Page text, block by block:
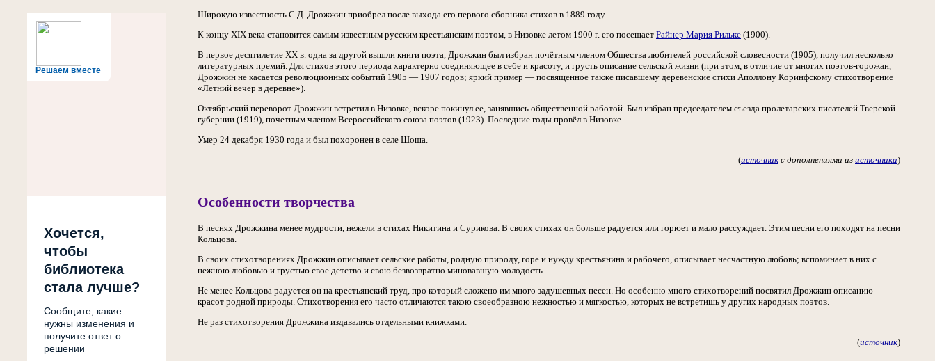
Решаем вместе
Хочется,
чтобы
библиотека
стала лучше?
Сообщите, какие
нужны изменения и
получите ответ о
решении
Широкую известность С.Д. Дрожжин приобрел после выхода его первого сборника стихов в 1889 году.
К концу XIX века становится самым известным русским крестьянским поэтом, в Низовке летом 1900 г. его посещает Райнер Мария Рильке (1900).
В первое десятилетие XX в. одна за другой вышли книги поэта, Дрожжин был избран почётным членом Общества любителей российской словесности (1905), получил несколько
литературных премий. Для стихов этого периода характерно соединяющее в себе и красоту, и грусть описание сельской жизни (при этом, в отличие от многих поэтов-горожан,
Дрожжин не касается революционных событий 1905 — 1907 годов; яркий пример — посвященное также писавшему деревенские стихи Аполлону Коринфскому стихотворение
«Летний вечер в деревне»).
Октябрьский переворот Дрожжин встретил в Низовке, вскоре покинул ее, занявшись общественной работой. Был избран председателем съезда пролетарских писателей Тверской
губернии (1919), почетным членом Всероссийского союза поэтов (1923). Последние годы провёл в Низовке.
Умер 24 декабря 1930 года и был похоронен в селе Шоша.
(источник с дополнениями из источника)
Особенности творчества
В песнях Дрожжина менее мудрости, нежели в стихах Никитина и Сурикова. В своих стихах он больше радуется или горюет и мало рассуждает. Этим песни его походят на песни
Кольцова.
В своих стихотворениях Дрожжин описывает сельские работы, родную природу, горе и нужду крестьянина и рабочего, описывает несчастную любовь; вспоминает в них с
нежною любовью и грустью свое детство и свою безвозвратно миновавшую молодость.
Не менее Кольцова радуется он на крестьянский труд, про который сложено им много задушевных песен. Но особенно много стихотворений посвятил Дрожжин описанию
красот родной природы. Стихотворения его часто отличаются такою своеобразною нежностью и мягкостью, которых не встретишь у других народных поэтов.
Не раз стихотворения Дрожжина издавались отдельными книжками.
(источник)